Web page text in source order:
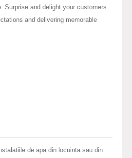
Surprise and delight your customers
and delivering memorable
de apa din locuinta sau din